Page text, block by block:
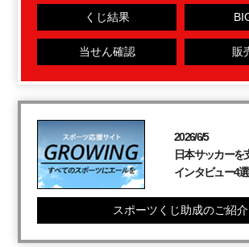
くじ結果
当せん確認 販
2026/6/5
日本サッカーを
インタビュー4選
スポーツくじ助成のご紹介